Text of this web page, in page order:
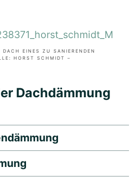
DACH EINES ZU SANIERENDEN
HORST SCHMIDT –
Dachdämmung